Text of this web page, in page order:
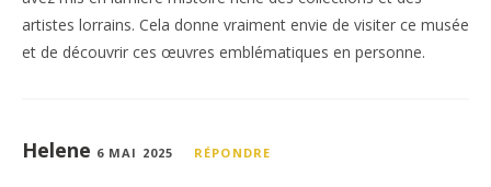
artistes lorrains. Cela donne vraiment envie de visiter ce musée
et de découvrir ces œuvres emblématiques en personne.
Helene 6 MAI 2025 RÉPONDRE